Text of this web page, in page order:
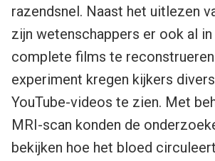
razendsnel. Naast het uitlezen
zijn wetenschappers er ook al
complete films te
experiment kregen kijkers
YouTube-videos te zien. Met
MRI-scan konden de
bekijken hoe het bloed